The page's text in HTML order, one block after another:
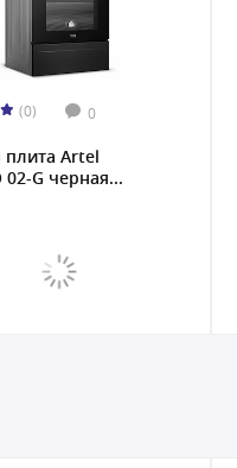
(0) 0
плита Artel
G белая KZ...